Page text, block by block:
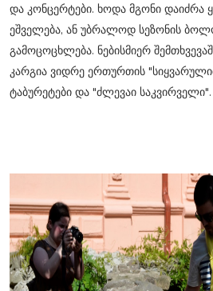
და კონცერტები. ხოდა მგონი დაიძრა
ეშველება, ან უბრალოდ სეზონის
გამოცოცხლება. ნებისმიერ
კარგია ვიდრე ერთურთის
ტაბურეტები და "ძლევაი საკვირველი".